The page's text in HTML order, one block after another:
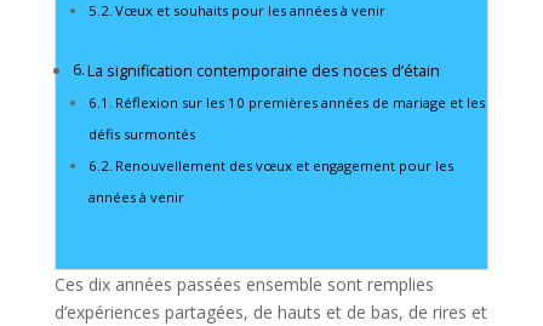
Vœux et souhaits pour les années à venir
La signification contemporaine des noces d’étain
Réflexion sur les 10 premières années de mariage et les
défis surmontés
Renouvellement des vœux et engagement pour les
années à venir
Ces dix années passées ensemble sont remplies
d’expériences partagées, de hauts et de bas, de rires et